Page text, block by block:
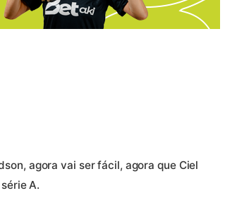
agora vai ser fácil, agora que Ciel
A.